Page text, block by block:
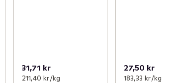
31,71 kr
211,40 kr /kg
27,50 kr
183,33 kr /kg